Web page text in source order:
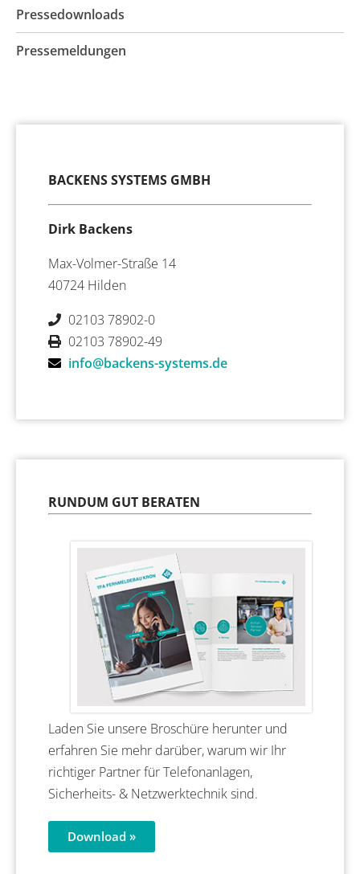
Pressedownloads
Pressemeldungen
BACKENS SYSTEMS GMBH
Dirk Backens
Max-Volmer-Straße 14
40724 Hilden
02103 78902-0
02103 78902-49
info@backens-systems.de
RUNDUM GUT BERATEN
Laden Sie unsere Broschüre herunter und
erfahren Sie mehr darüber, warum wir Ihr
richtiger Partner für Telefonanlagen,
Sicherheits- & Netzwerktechnik sind.
Download »